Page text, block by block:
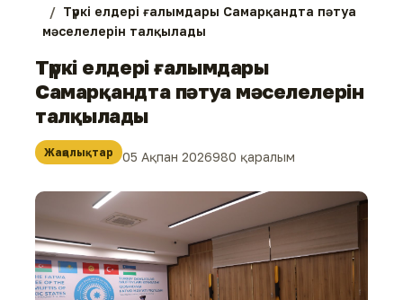
Түркі елдері ғалымдары Самарқандта пәтуа
мәселелерін талқылады
Түркі елдері ғалымдары
Самарқандта пәтуа мәселелерін
талқылады
Жаңалықтар 05 Ақпан 2026980 қаралым